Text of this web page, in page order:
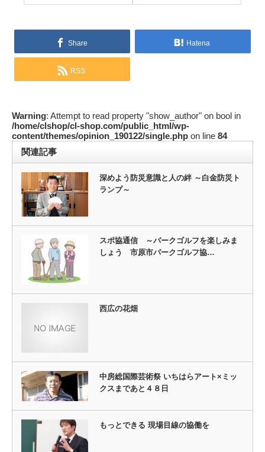
Share Hatena
RSS
Warning: Attempt to read property "show_author" on bool in
/home/clshop/cl-shop.com/public_html/wp-
content/themes/opinion_190122/single.php on line 84
関連記事
深めよう防災意識と人の絆 ～白金防災ト
ランプ～
スポ協通信 ～パークゴルフを楽しみま
しょう 市原市パークゴルフ協…
西広の花畑
中房総国際芸術祭 いちはらアート×ミッ
クスまであと４８日
もっとできる 現場目線の協働を